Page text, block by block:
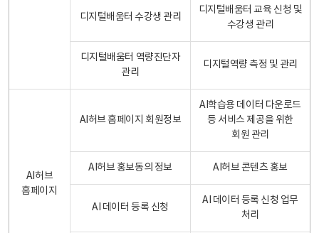
디지털배움터 수강생 관리
디지털배움터 교육 신청 및
수강생 관리
디지털배움터 역량진단자
관리
디지털역량 측정 및 관리
AI허브
홈페이지
AI허브 홈페이지 회원정보
AI학습용 데이터 다운로드
등 서비스 제공을 위한
회원 관리
AI허브 홍보동의 정보 AI허브 콘텐츠 홍보
AI 데이터 등록 신청
AI 데이터 등록 신청 업무
처리